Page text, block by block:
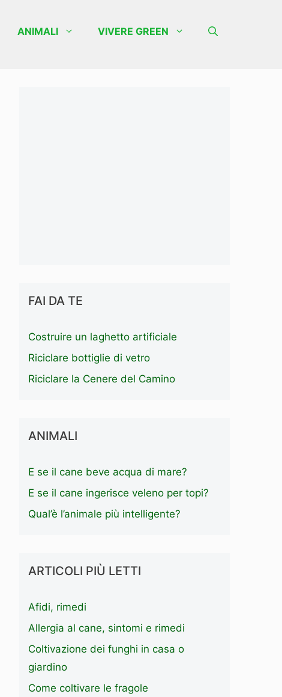
ANIMALI VIVERE GREEN
FAI DA TE
Costruire un laghetto artificiale
Riciclare bottiglie di vetro
Riciclare la Cenere del Camino
ANIMALI
E se il cane beve acqua di mare?
E se il cane ingerisce veleno per topi?
Qual’è l’animale più intelligente?
ARTICOLI PIÙ LETTI
Afidi, rimedi
Allergia al cane, sintomi e rimedi
Coltivazione dei funghi in casa o
giardino
Come coltivare le fragole